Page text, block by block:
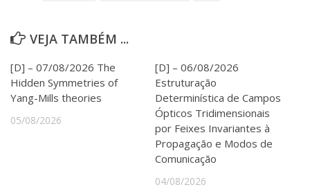
VEJA TAMBÉM ...
[D] – 07/08/2026 The
Hidden Symmetries of
Yang-Mills theories
05/08/2026
[D] – 06/08/2026
Estruturação
Determinística de Campos
Ópticos Tridimensionais
por Feixes Invariantes à
Propagação e Modos de
Comunicação
04/08/2026